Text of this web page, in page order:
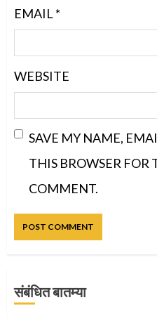
EMAIL*
WEBSITE
SAVE MY NAME,
THIS BROWSER FOR
COMMENT.
संबंधित बातम्या